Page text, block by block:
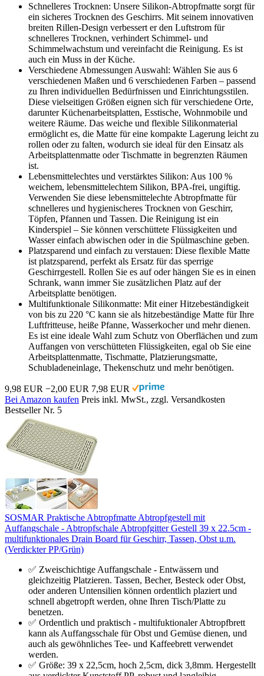
Schnelleres Trocknen: Unsere Silikon-Abtropfmatte sorgt für
ein sicheres Trocknen des Geschirrs. Mit seinem innovativen
breiten Rillen-Design verbessert er den Luftstrom für
schnelleres Trocknen, verhindert Schimmel- und
Schimmelwachstum und vereinfacht die Reinigung. Es ist
auch ein Muss in der Küche.
Verschiedene Abmessungen Auswahl: Wählen Sie aus 6
verschiedenen Maßen und 6 verschiedenen Farben – passend
zu Ihren individuellen Bedürfnissen und Einrichtungsstilen.
Diese vielseitigen Größen eignen sich für verschiedene Orte,
darunter Küchenarbeitsplatten, Esstische, Wohnmobile und
weitere Räume. Das weiche und flexible Silikonmaterial
ermöglicht es, die Matte für eine kompakte Lagerung leicht zu
rollen oder zu falten, wodurch sie ideal für den Einsatz als
Arbeitsplattenmatte oder Tischmatte in begrenzten Räumen
ist.
Lebensmittelechtes und verstärktes Silikon: Aus 100 %
weichem, lebensmittelechtem Silikon, BPA-frei, ungiftig.
Verwenden Sie diese lebensmittelechte Abtropfmatte für
schnelleres und hygienischeres Trocknen von Geschirr,
Töpfen, Pfannen und Tassen. Die Reinigung ist ein
Kinderspiel – Sie können verschüttete Flüssigkeiten und
Wasser einfach abwischen oder in die Spülmaschine geben.
Platzsparend und einfach zu verstauen: Diese flexible Matte
ist platzsparend, perfekt als Ersatz für das sperrige
Geschirrgestell. Rollen Sie es auf oder hängen Sie es in einen
Schrank, wann immer Sie zusätzlichen Platz auf der
Arbeitsplatte benötigen.
Multifunktionale Silikonmatte: Mit einer Hitzebeständigkeit
von bis zu 220 °C kann sie als hitzebeständige Matte für Ihre
Luftfritteuse, heiße Pfanne, Wasserkocher und mehr dienen.
Es ist eine ideale Wahl zum Schutz von Oberflächen und zum
Auffangen von verschütteten Flüssigkeiten, egal ob Sie eine
Arbeitsplattenmatte, Tischmatte, Platzierungsmatte,
Schubladeneinlage, Thekenschutz und mehr benötigen.
9,98 EUR −2,00 EUR 7,98 EUR
Bei Amazon kaufen Preis inkl. MwSt., zzgl. Versandkosten
Bestseller Nr. 5
SOSMAR Praktische Abtropfmatte Abtropfgestell mit
Auffangschale - Abtropfschale Abtropfgitter Gestell 39 x 22.5cm -
multifunktionales Drain Board für Geschirr, Tassen, Obst u.m.
(Verdickter PP/Grün)
✅ Zweischichtige Auffangschale - Entwässern und
gleichzeitig Platzieren. Tassen, Becher, Besteck oder Obst,
oder anderen Untensilien können ordentlich plaziert und
schnell abgetropft werden, ohne Ihren Tisch/Platte zu
benetzen.
✅ Ordentlich und praktisch - multifuktionaler Abtropfbrett
kann als Auffangsschale für Obst und Gemüse dienen, und
auch als gewöhnliches Tee- und Kaffeebrett verwendet
werden.
✅ Größe: 39 x 22,5cm, hoch 2,5cm, dick 3,8mm. Hergestellt